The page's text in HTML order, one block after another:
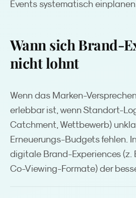
Events systematisch
Wann sich Brand-
nicht lohnt
Wenn das Marken-
erlebbar ist, wenn Standort-
Catchment, Wettbewerb)
Erneuerungs-Budgets fehlen.
digitale Brand-Experiences (z.
Co-Viewing-Formate) der